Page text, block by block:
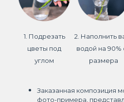
1. Подрезать
цветы под
углом
2. Наполнить
водой на 90%
размера
Заказанная композиция
фото-примера,